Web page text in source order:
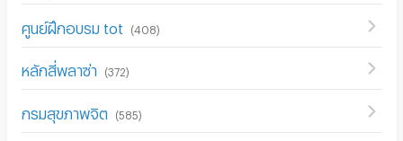
ศูนย์ฝึกอบรม tot (408)
หลักสี่พลาซ่า (372)
กรมสุขภาพจิต (585)